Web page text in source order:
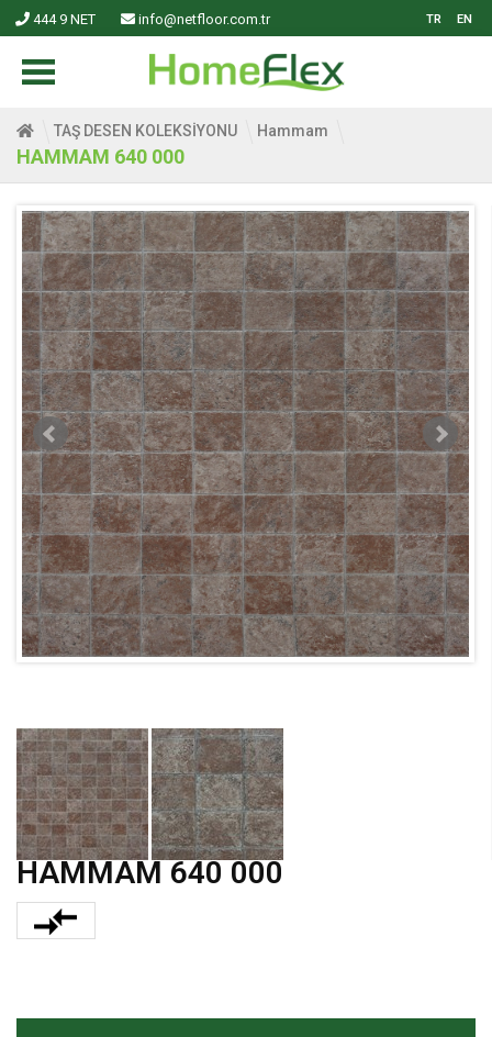
444 9 NET info@netfloor.com.tr TR EN
TAŞ DESEN KOLEKSİYONU Hammam
HAMMAM 640 000
HAMMAM 640 000